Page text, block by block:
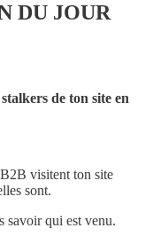
DU JOUR
de ton site en
visitent ton site
sont.
savoir qui est venu.